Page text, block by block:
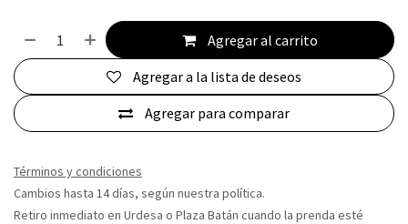
Agregar al carrito
Agregar para comparar
Agregar a la lista de deseos
Términos y condiciones
Cambios hasta 14 días, según nuestra política.
Retiro inmediato en Urdesa o Plaza Batán cuando la prenda esté